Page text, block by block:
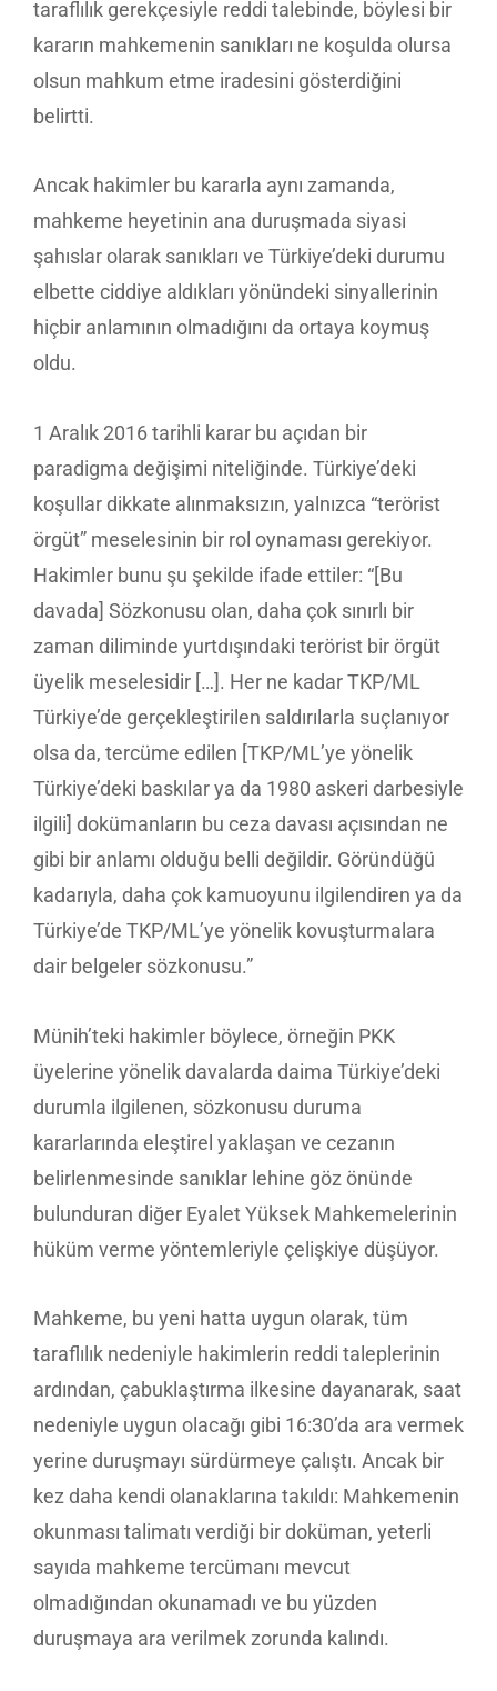
taraflılık gerekçesiyle reddi talebinde, böylesi bir
kararın mahkemenin sanıkları ne koşulda olursa
olsun mahkum etme iradesini gösterdiğini
belirtti.
Ancak hakimler bu kararla aynı zamanda,
mahkeme heyetinin ana duruşmada siyasi
şahıslar olarak sanıkları ve Türkiye’deki durumu
elbette ciddiye aldıkları yönündeki sinyallerinin
hiçbir anlamının olmadığını da ortaya koymuş
oldu.
1 Aralık 2016 tarihli karar bu açıdan bir
paradigma değişimi niteliğinde. Türkiye’deki
koşullar dikkate alınmaksızın, yalnızca “terörist
örgüt” meselesinin bir rol oynaması gerekiyor.
Hakimler bunu şu şekilde ifade ettiler: “[Bu
davada] Sözkonusu olan, daha çok sınırlı bir
zaman diliminde yurtdışındaki terörist bir örgüt
üyelik meselesidir […]. Her ne kadar TKP/ML
Türkiye’de gerçekleştirilen saldırılarla suçlanıyor
olsa da, tercüme edilen [TKP/ML’ye yönelik
Türkiye’deki baskılar ya da 1980 askeri darbesiyle
ilgili] dokümanların bu ceza davası açısından ne
gibi bir anlamı olduğu belli değildir. Göründüğü
kadarıyla, daha çok kamuoyunu ilgilendiren ya da
Türkiye’de TKP/ML’ye yönelik kovuşturmalara
dair belgeler sözkonusu.”
Münih’teki hakimler böylece, örneğin PKK
üyelerine yönelik davalarda daima Türkiye’deki
durumla ilgilenen, sözkonusu duruma
kararlarında eleştirel yaklaşan ve cezanın
belirlenmesinde sanıklar lehine göz önünde
bulunduran diğer Eyalet Yüksek Mahkemelerinin
hüküm verme yöntemleriyle çelişkiye düşüyor.
Mahkeme, bu yeni hatta uygun olarak, tüm
taraflılık nedeniyle hakimlerin reddi taleplerinin
ardından, çabuklaştırma ilkesine dayanarak, saat
nedeniyle uygun olacağı gibi 16:30’da ara vermek
yerine duruşmayı sürdürmeye çalıştı. Ancak bir
kez daha kendi olanaklarına takıldı: Mahkemenin
okunması talimatı verdiği bir doküman, yeterli
sayıda mahkeme tercümanı mevcut
olmadığından okunamadı ve bu yüzden
duruşmaya ara verilmek zorunda kalındı.